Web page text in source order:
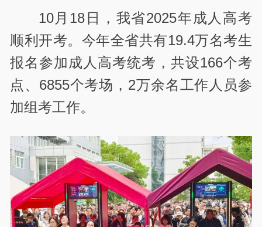
10月18日，我省2025年成人高考
顺利开考。今年全省共有19.4万名考生
报名参加成人高考统考，共设166个考
点、6855个考场，2万余名工作人员参
加组考工作。